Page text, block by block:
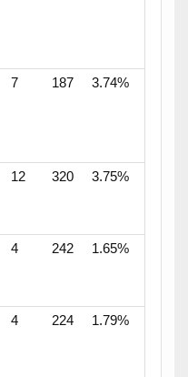
7 187 3.74%
12 320 3.75%
4 242 1.65%
4 224 1.79%